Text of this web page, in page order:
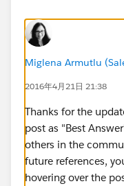
Miglena Armutlu
2016年4月21日 21:38
Thanks for the
post as "Best
others in the
future references,
hovering over the